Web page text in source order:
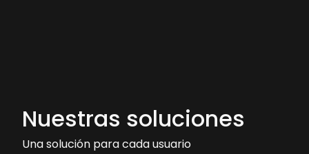
Nuestras soluciones
Una solución para cada usuario